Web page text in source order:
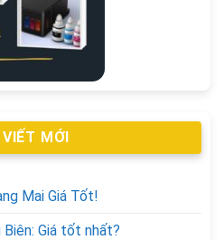
MỚI
Mai Giá Tốt!
Giá tốt nhất?